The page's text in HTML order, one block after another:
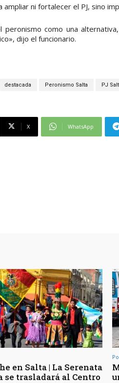
ampliar ni fortalecer el PJ, sino
como una
dijo el funcionario.
destacada Peronismo Salta PJ
X WhatsApp
en Salta | La Serenata
se trasladará al Centro